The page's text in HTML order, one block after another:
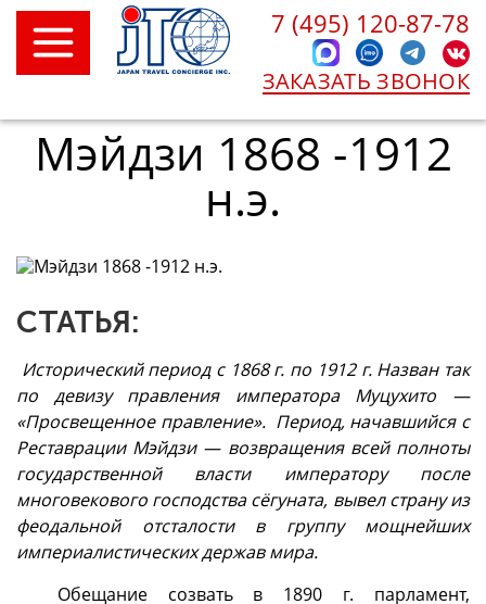
7 (495) 120-87-78
ЗАКАЗАТЬ ЗВОНОК
Мэйдзи 1868 -1912
н.э.
СТАТЬЯ:
Исторический период с 1868 г. по 1912 г. Назван так
по девизу правления императора Муцухито —
«Просвещенное правление». Период, начавшийся с
Реставрации Мэйдзи — возвращения всей полноты
государственной власти императору после
многовекового господства сёгуната, вывел страну из
феодальной отсталости в группу мощнейших
империалистических держав мира.
Обещание созвать в 1890 г. парламент,